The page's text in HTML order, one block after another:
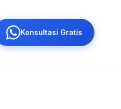
Konsultasi Gratis